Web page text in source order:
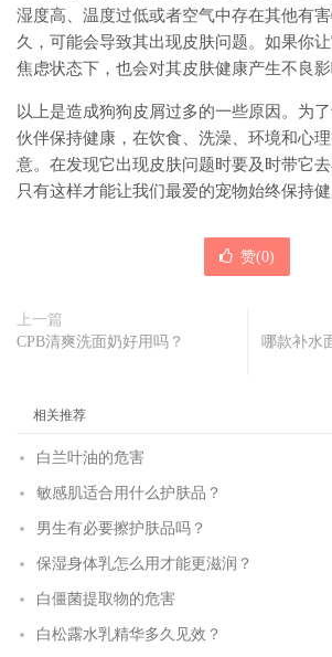
湿度高、温度过低或者空气中存在其他有
久，可能会导致其出现皮肤问题。如果你
焦虑状态下，也会对其皮肤健康产生不良影
以上是造成狗狗皮屑过多的一些原因。为
伙伴保持健康，在饮食、洗澡、环境和心
意。在发现它出现皮肤问题时要及时带它去
只有这样才能让我们最爱的宠物始终保持健
赞(0)
上一篇
CPB清爽洗面奶好用吗？
哪款补水
相关推荐
白兰叶油的危害
敏感肌适合用什么护肤品？
男生有必要擦护肤品吗？
保湿身体乳怎么用才能更滋润？
白僵菌提取物的危害
白松露水乳精华多久见效？